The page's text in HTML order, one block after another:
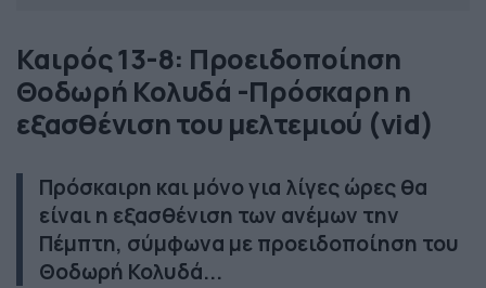
Καιρός 13-8: Προειδοποίηση
Θοδωρή Κολυδά -Πρόσκαρη η
εξασθένιση του μελτεμιού (vid)
Πρόσκαιρη και μόνο για λίγες ώρες θα
είναι η εξασθένιση των ανέμων την
Πέμπτη, σύμφωνα με προειδοποίηση του
Θοδωρή Κολυδά...